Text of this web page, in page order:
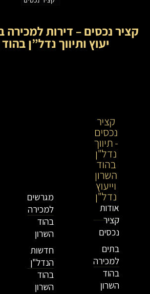
קציר נכסים – דירות למכירה
יעוץ ותיווך נדל”ן
קציר
נכסים
- תיווך
נדל"ן
בהוד
השרון
וייעוץ
נדל"ן
אודות
קציר
נכסים
בתים
למכירה
בהוד
השרון
מגרשים
למכירה
בהוד
השרון
חדשות
הנדל"ן
בהוד
השרון